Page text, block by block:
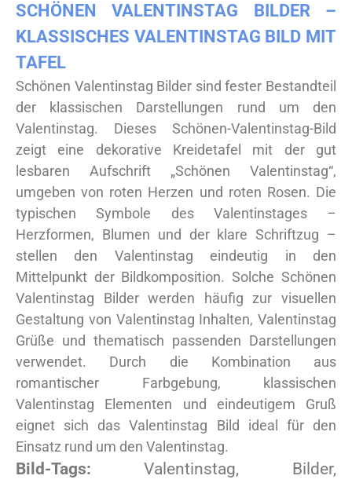
SCHÖNEN VALENTINSTAG BILDER –
KLASSISCHES VALENTINSTAG BILD MIT
TAFEL
Schönen Valentinstag Bilder sind fester Bestandteil
der klassischen Darstellungen rund um den
Valentinstag. Dieses Schönen-Valentinstag-Bild
zeigt eine dekorative Kreidetafel mit der gut
lesbaren Aufschrift „Schönen Valentinstag“,
umgeben von roten Herzen und roten Rosen. Die
typischen Symbole des Valentinstages –
Herzformen, Blumen und der klare Schriftzug –
stellen den Valentinstag eindeutig in den
Mittelpunkt der Bildkomposition. Solche Schönen
Valentinstag Bilder werden häufig zur visuellen
Gestaltung von Valentinstag Inhalten, Valentinstag
Grüße und thematisch passenden Darstellungen
verwendet. Durch die Kombination aus
romantischer Farbgebung, klassischen
Valentinstag Elementen und eindeutigem Gruß
eignet sich das Valentinstag Bild ideal für den
Einsatz rund um den Valentinstag.
Bild-Tags: Valentinstag, Bilder,